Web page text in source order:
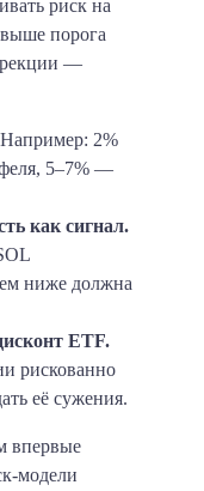
риск на
порога
—
Например: 2%
5–7% —
как сигнал.
ниже должна
ETF.
рискованно
её сужения.
впервые
модели